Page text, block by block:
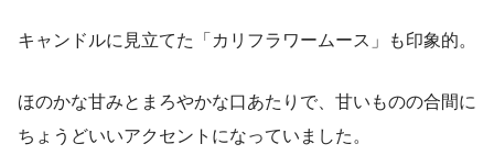
キャンドルに見立てた「カリフラワームース」も印象的。
ほのかな甘みとまろやかな口あたりで、甘いものの合間に
ちょうどいいアクセントになっていました。